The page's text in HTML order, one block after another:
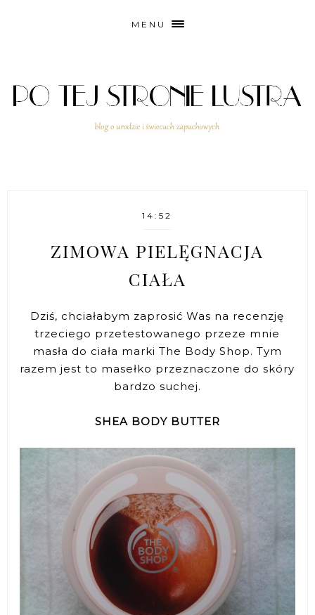
MENU
14:52
ZIMOWA PIELĘGNACJA
CIAŁA
Dziś, chciałabym zaprosić Was na recenzję
trzeciego przetestowanego przeze mnie
masła do ciała marki The Body Shop. Tym
razem jest to masełko przeznaczone do skóry
bardzo suchej.
SHEA BODY BUTTER